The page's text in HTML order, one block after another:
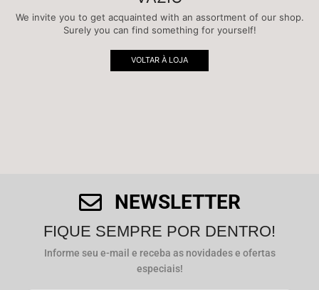
We invite you to get acquainted with an assortment of our shop.
Surely you can find something for yourself!
VOLTAR À LOJA
NEWSLETTER
FIQUE SEMPRE POR DENTRO!
Informe seu e-mail e receba as novidades e ofertas
especiais!